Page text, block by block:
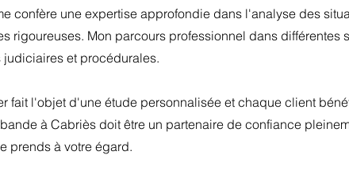
confère une expertise approfondie dans l'analyse des
rigoureuses. Mon parcours professionnel dans différentes
et procédurales.
fait l'objet d'une étude personnalisée et chaque client
à Cabriès doit être un partenaire de confiance
prends à votre égard.